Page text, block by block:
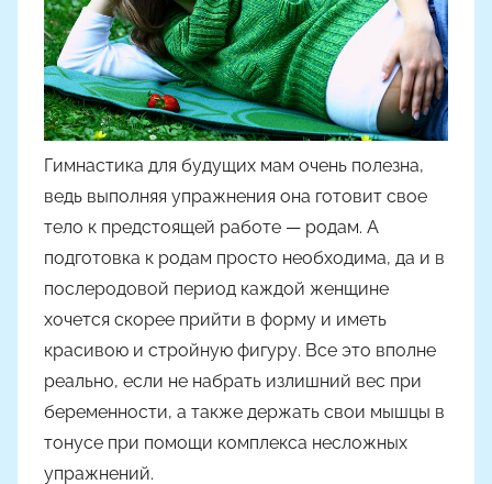
м
Н
а
с
т
д
ю
к
Гимнастика для будущих мам очень полезна,
ведь выполняя упражнения она готовит свое
тело к предстоящей работе — родам. А
подготовка к родам просто необходима, да и в
послеродовой период каждой женщине
хочется скорее прийти в форму и иметь
красивою и стройную фигуру. Все это вполне
реально, если не набрать излишний вес при
беременности, а также держать свои мышцы в
тонусе при помощи комплекса несложных
упражнений.